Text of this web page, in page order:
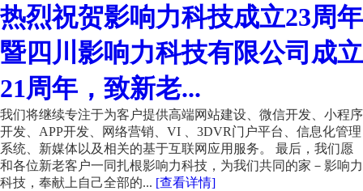
热烈祝贺影响力科技成立23周年
暨四川影响力科技有限公司成立
21周年，致新老...
我们将继续专注于为客户提供高端网站建设、微信开发、小程序
开发、APP开发、网络营销、VI 、3DVR门户平台、信息化管理
系统、新媒体以及相关的基于互联网应用服务。 最后，我们愿
和各位新老客户一同扎根影响力科技，为我们共同的家－影响力
科技，奉献上自己全部的... [查看详情]